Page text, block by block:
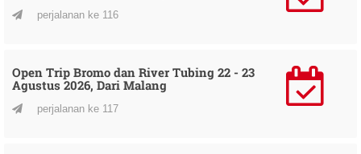
perjalanan ke 116
Open Trip Bromo dan River Tubing 22 - 23
Agustus 2026, Dari Malang
perjalanan ke 117